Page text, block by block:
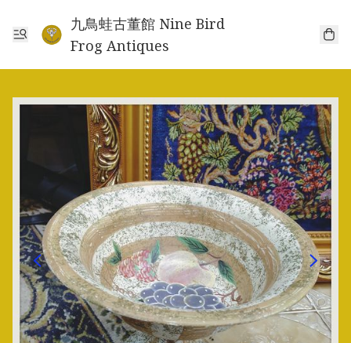
九鳥蛙古董館 Nine Bird
Frog Antiques